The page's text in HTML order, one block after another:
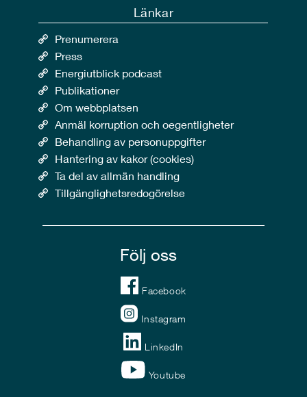
Länkar
Prenumerera
Press
Energiutblick podcast
Publikationer
Om webbplatsen
Anmäl korruption och oegentligheter
Behandling av personuppgifter
Hantering av kakor (cookies)
Ta del av allmän handling
Tillgänglighetsredogörelse
Följ oss
Facebook
Instagram
LinkedIn
Youtube